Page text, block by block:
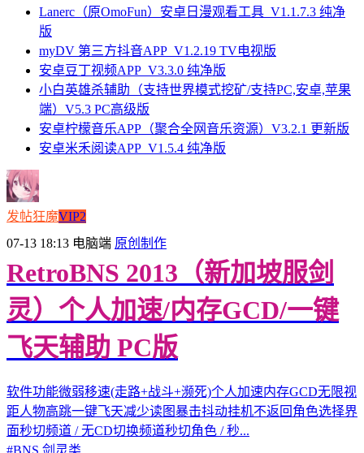
Lanerc（原OmoFun）安卓日漫观看工具_V1.1.7.3 纯净
版
myDV 第三方抖音APP_V1.2.19 TV电视版
安卓豆丁视频APP_V3.3.0 纯净版
小白英雄杀辅助（支持世界模式挖矿/支持PC,安卓,苹果
端）V5.3 PC高级版
安卓柠檬音乐APP（聚合全网音乐资源）V3.2.1 更新版
安卓米禾阅读APP_V1.5.4 纯净版
发帖狂魔VIP2
07-13 18:13 电脑端 原创制作
RetroBNS 2013（新加坡服剑
灵）个人加速/内存GCD/一键
飞天辅助 PC版
软件功能微弱移速(走路+战斗+濒死)个人加速内存GCD无限视
距人物高跳一键飞天减少读图暴击抖动挂机不返回角色选择界
面秒切频道 / 无CD切换频道秒切角色 / 秒...
#BNS 剑灵类